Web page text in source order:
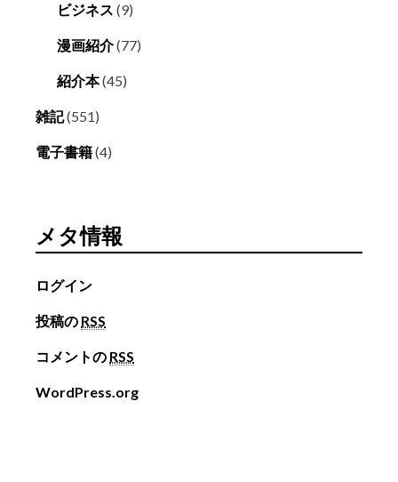
ビジネス (9)
漫画紹介(77)
紹介本(45)
雑記(551)
電子書籍(4)
メタ情報
ログイン
投稿の RSS
コメントの RSS
WordPress.org